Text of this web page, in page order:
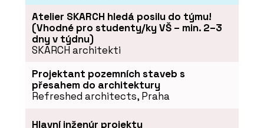
Atelier SKARCH hledá posilu do týmu!
(Vhodné pro studenty/ky VŠ – min. 2–3
dny v týdnu)
SKARCH architekti
Projektant pozemních staveb s
přesahem do architektury
Refreshed architects, Praha
Hlavní inženýr projektu